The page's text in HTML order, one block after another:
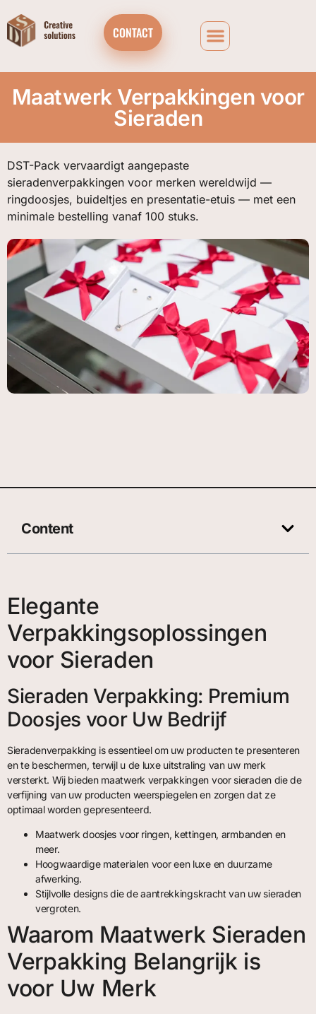
CONTACT
Maatwerk Verpakkingen voor
Sieraden
DST-Pack vervaardigt aangepaste
sieradenverpakkingen voor merken wereldwijd —
ringdoosjes, buideltjes en presentatie-etuis — met een
minimale bestelling vanaf 100 stuks.
Content
Elegante
Verpakkingsoplossingen
voor Sieraden
Sieraden Verpakking: Premium
Doosjes voor Uw Bedrijf
Sieradenverpakking is essentieel om uw producten te presenteren
en te beschermen, terwijl u de luxe uitstraling van uw merk
versterkt. Wij bieden maatwerk verpakkingen voor sieraden die de
verfijning van uw producten weerspiegelen en zorgen dat ze
optimaal worden gepresenteerd.
Maatwerk doosjes voor ringen, kettingen, armbanden en
meer.
Hoogwaardige materialen voor een luxe en duurzame
afwerking.
Stijlvolle designs die de aantrekkingskracht van uw sieraden
vergroten.
Waarom Maatwerk Sieraden
Verpakking Belangrijk is
voor Uw Merk